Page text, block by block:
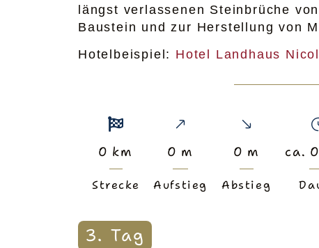
längst verlassenen Steinbrüche
Baustein und zur Herstellung von
Hotelbeispiel: Hotel Landhaus
0 km
Strecke
0 m
Aufstieg
0 m
Abstieg
ca. 0
3. Tag